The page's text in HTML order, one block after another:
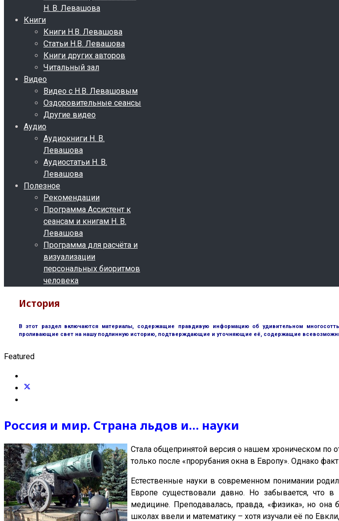
Н. В. Левашова
Книги
Книги Н.В. Левашова
Статьи Н.В. Левашова
Книги других авторов
Читальный зал
Видео
Видео с Н.В. Левашовым
Оздоровительные сеансы
Другие видео
Аудио
Аудиокниги Н. В.
Левашова
Аудиостатьи Н. В.
Левашова
Полезное
Рекомендации
Программа Ассистент к
сеансам и книгам Н. В.
Левашова
Программа для расчёта и
визуализации
персональных биоритмов
человека
История
В этот раздел включаются материалы, содержащие правдивую информацию об удивительном
проливающие свет на нашу подлинную историю, подтверждающие и уточняющие её, содержащие
Featured
Россия и мир. Страна льдов и… науки
Стала общепринятой версия о нашем хроническом по
только после «прорубания окна в Европу». Однако
Естественные науки в современном понимании
Европе существовали давно. Но забывается, что
медицине. Преподавалась, правда, «физика», но
школах ввели и математику – хотя изучали её по